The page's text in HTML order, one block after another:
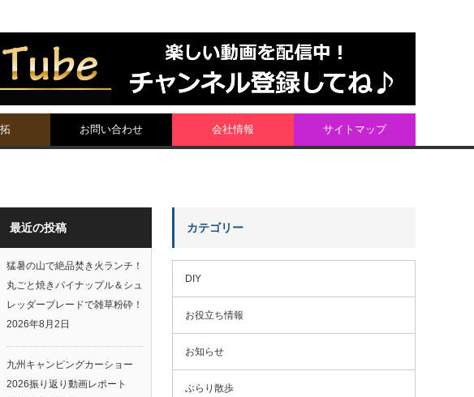
お問い合わせ 会社情報 サイトマップ
最近の投稿
猛暑の山で絶品焚き火ランチ！
丸ごと焼きパイナップル＆シュ
レッダーブレードで雑草粉砕！
2026年8月2日
九州キャンピングカーショー
2026振り返り動画レポート
カテゴリー
DIY
お役立ち情報
お知らせ
ぶらり散歩